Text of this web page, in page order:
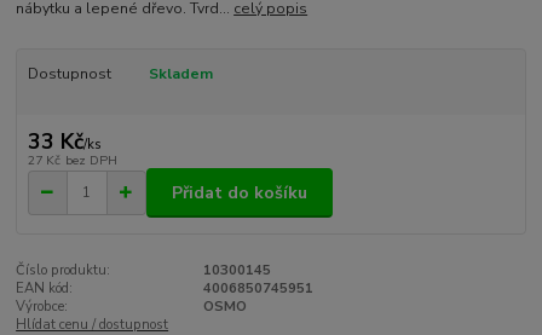
nábytku a lepené dřevo. Tvrd... celý popis
Dostupnost Skladem
33 Kč/ks
27 Kč bez DPH
Přidat do košíku
Číslo produktu:
10300145
EAN kód:
4006850745951
Výrobce:
OSMO
Hlídat cenu / dostupnost